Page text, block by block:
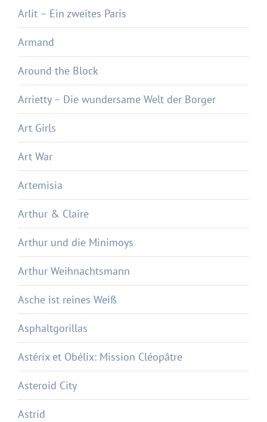
Arlit – Ein zweites Paris
Armand
Around the Block
Arrietty – Die wundersame Welt der Borger
Art Girls
Art War
Artemisia
Arthur & Claire
Arthur und die Minimoys
Arthur Weihnachtsmann
Asche ist reines Weiß
Asphaltgorillas
Astérix et Obélix: Mission Cléopâtre
Asteroid City
Astrid